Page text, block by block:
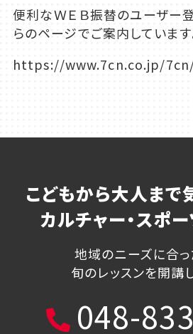
便利なＷＥＢ振替のユーザー
らのページでご案内しています
https://www.7cn.co.jp/
こどもから大人まで
カルチャー・スポ
地域のニーズに合
旬のレッスンを開講
048-